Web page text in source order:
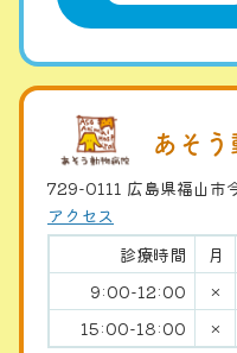
あそ
729-0111 広島県福山市
アクセス
診療時間
月
9:00-12:00
×
15:00-18:00
×